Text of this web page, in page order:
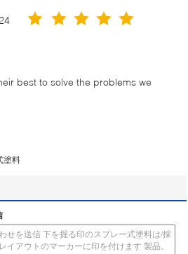
best to solve the problems we
塗料